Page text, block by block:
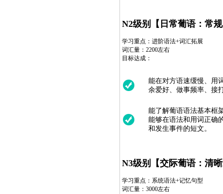
N2级别【日常葡语：常
学习重点：进阶语法+词汇拓展
词汇量：2200左右
目标达成：
能在对方语速缓慢、用
余爱好、做事频率、接
能了解葡语语法基本框
能够在语法和用词正确
和发生事件的短文。
N3级别【交际葡语：清
学习重点：系统语法+记忆句型
词汇量：3000左右